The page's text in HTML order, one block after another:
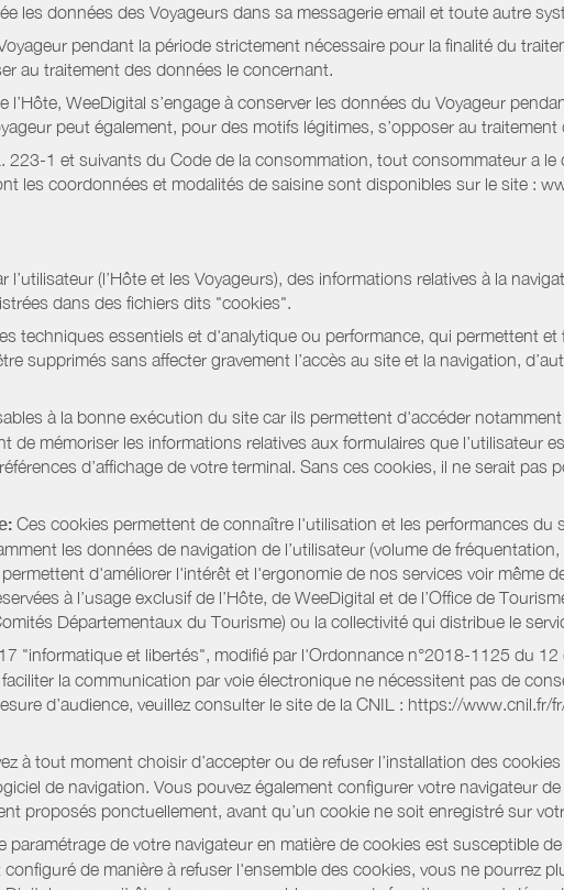
les données des Voyageurs dans sa messagerie email et toute autre
pendant la période strictement nécessaire pour la finalité du
au traitement des données le concernant.
WeeDigital s’engage à conserver les données du Voyageur
peut également, pour des motifs légitimes, s’opposer au
1 et suivants du Code de la consommation, tout consommateur a le
les coordonnées et modalités de saisine sont disponibles sur le site :
(l’Hôte et les Voyageurs), des informations relatives à la
dans des fichiers dits "cookies".
techniques essentiels et d'analytique ou performance, qui permettent et
supprimés sans affecter gravement l’accès au site et la navigation,
à la bonne exécution du site car ils permettent d'accéder
de mémoriser les informations relatives aux formulaires que l’utilisateur
d’affichage de votre terminal. Sans ces cookies, il ne serait pas
Ces cookies permettent de connaître l'utilisation et les performances du
les données de navigation de l’utilisateur (volume de
d'améliorer l'intérêt et l'ergonomie de nos services voir même
à l’usage exclusif de l’Hôte, de WeeDigital et de l’Office de
Départementaux du Tourisme) ou la collectivité qui distribue le
"informatique et libertés", modifié par l'Ordonnance n°2018-1125 du
la communication par voie électronique ne nécessitent pas de
d’audience, veuillez consulter le site de la CNIL : https://
à tout moment choisir d’accepter ou de refuser l’installation des
de navigation. Vous pouvez également configurer votre navigateur
proposés ponctuellement, avant qu’un cookie ne soit enregistré sur
paramétrage de votre navigateur en matière de cookies est susceptible
de manière à refuser l'ensemble des cookies, vous ne pourrez